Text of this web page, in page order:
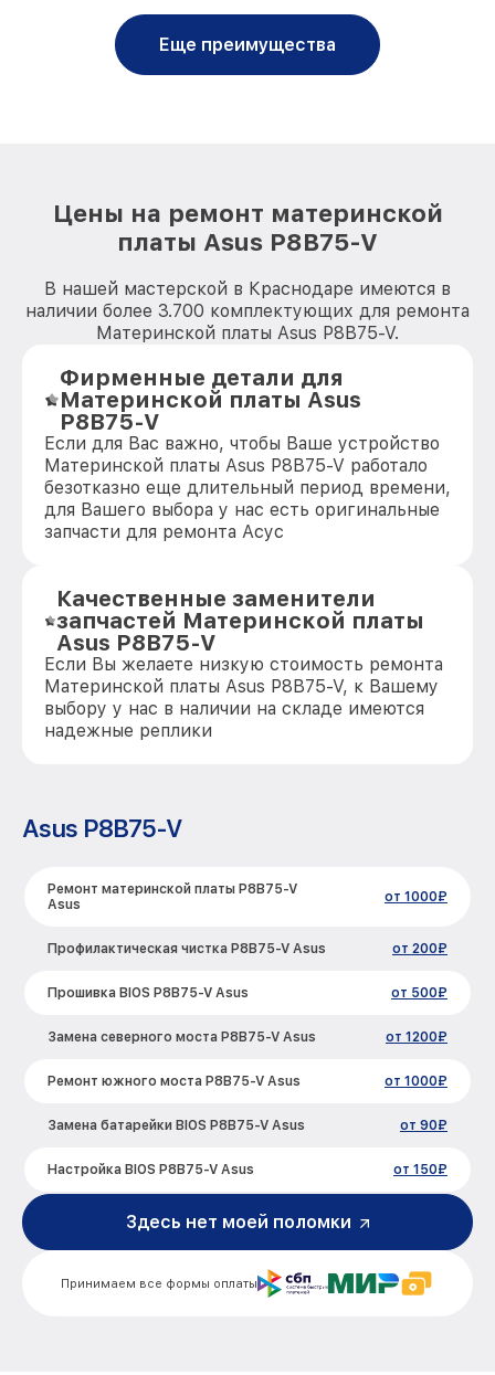
Еще преимущества
Цены на ремонт материнской
платы Asus P8B75-V
В нашей мастерской в Краснодаре имеются в
наличии более 3.700 комплектующих для ремонта
Материнской платы Asus P8B75-V.
Фирменные детали для
Материнской платы Asus
P8B75-V
Если для Вас важно, чтобы Ваше устройство
Материнской платы Asus P8B75-V работало
безотказно еще длительный период времени,
для Вашего выбора у нас есть оригинальные
запчасти для ремонта Асус
Качественные заменители
запчастей Материнской платы
Asus P8B75-V
Если Вы желаете низкую стоимость ремонта
Материнской платы Asus P8B75-V, к Вашему
выбору у нас в наличии на складе имеются
надежные реплики
Asus P8B75-V
Ремонт материнской платы P8B75-V
Asus
от 1000₽
Профилактическая чистка P8B75-V Asus от 200₽
Прошивка BIOS P8B75-V Asus от 500₽
Замена северного моста P8B75-V Asus от 1200₽
Ремонт южного моста P8B75-V Asus от 1000₽
Замена батарейки BIOS P8B75-V Asus от 90₽
Настройка BIOS P8B75-V Asus от 150₽
Принимаем все формы оплаты
Здесь нет моей поломки